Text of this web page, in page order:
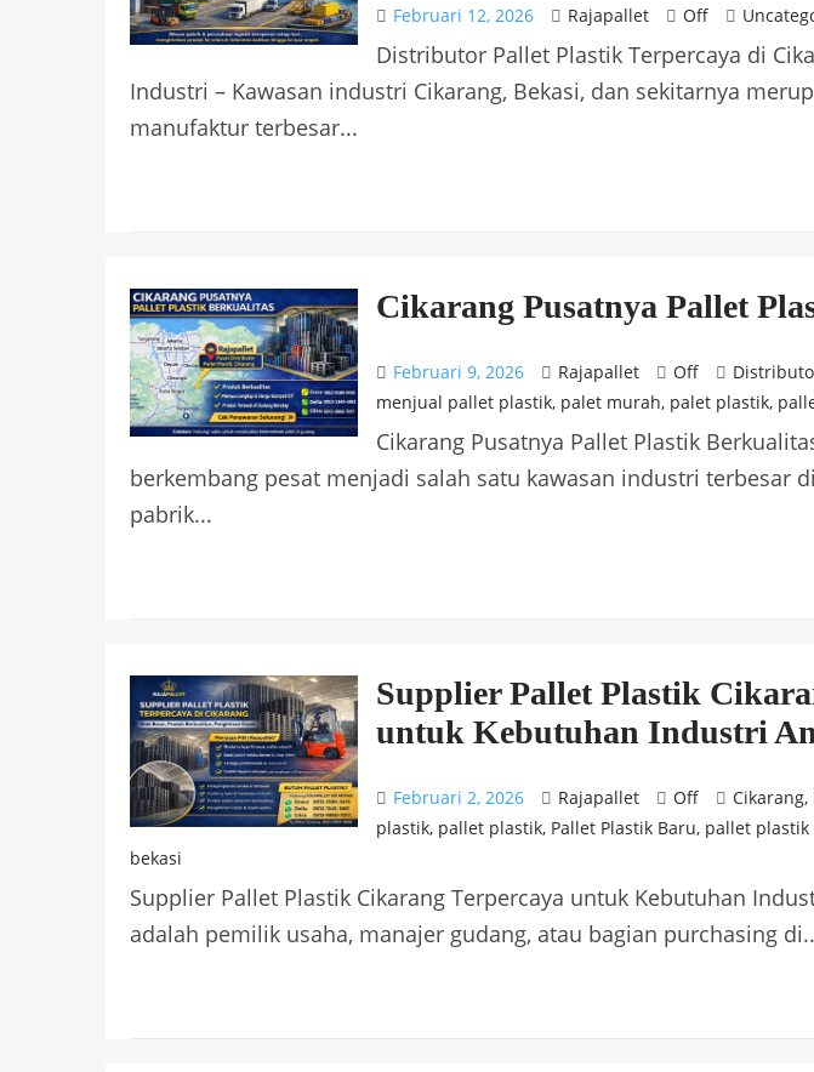
Februari 12, 2026 Rajapallet Off
Distributor Pallet Plastik Terpercaya di
Industri – Kawasan industri Cikarang, Bekasi, dan sekitarnya
manufaktur terbesar...
Cikarang Pusatnya Pallet
Februari 9, 2026 Rajapallet Off
menjual pallet plastik, palet murah, palet plastik,
Cikarang Pusatnya Pallet Plastik
berkembang pesat menjadi salah satu kawasan industri terbesar
pabrik...
Supplier Pallet Plastik
untuk Kebutuhan Industri
Februari 2, 2026 Rajapallet Off Cikarang,
plastik, pallet plastik, Pallet Plastik Baru, pallet plastik
bekasi
Supplier Pallet Plastik Cikarang Terpercaya untuk Kebutuhan
adalah pemilik usaha, manajer gudang, atau bagian purchasing